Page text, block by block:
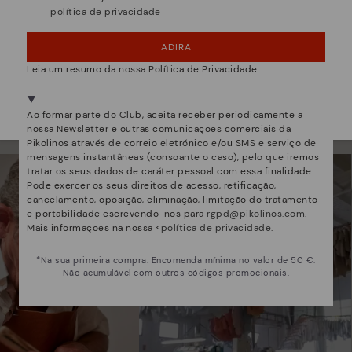
muito mais do que sapatos
¡UPS! FOI UM LAPSO, CONTINUO EM USA
NÂO, QUERO VISITAR A WEB DO PORTUGAL
política de privacidade
ADIRA
Leia um resumo da nossa Política de Privacidade
Ao formar parte do Club, aceita receber periodicamente a
nossa Newsletter e outras comunicações comerciais da
Pikolinos através de correio eletrónico e/ou SMS e serviço de
mensagens instantâneas (consoante o caso), pelo que iremos
tratar os seus dados de caráter pessoal com essa finalidade.
Pode exercer os seus direitos de acesso, retificação,
cancelamento, oposição, eliminação, limitação do tratamento
e portabilidade escrevendo-nos para rgpd@pikolinos.com.
Mais informações na nossa <política de privacidade.
*Na sua primeira compra. Encomenda mínima no valor de 50 €.
Não acumulável com outros códigos promocionais.